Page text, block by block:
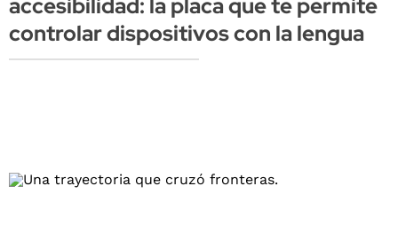
accesibilidad: la placa que te permite
controlar dispositivos con la lengua